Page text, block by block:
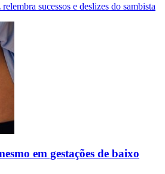
sucessos e deslizes do sambista
em gestações de baixo